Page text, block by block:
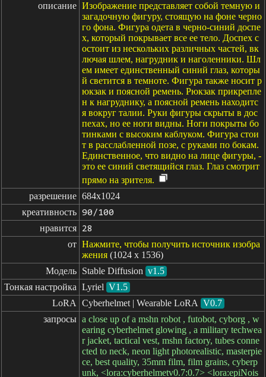
описание Изображение представляет собой темную и
загадочную фигуру, стоящую на фоне черно
го фона. Фигура одета в черно-синий доспе
х, который покрывает все ее тело. Доспех с
остоит из нескольких различных частей, вк
лючая шлем, нагрудник и наголенники. Шл
ем имеет единственный синий глаз, которы
й светится в темноте. Фигура также носит р
юкзак и поясной ремень. Рюкзак прикрепле
н к нагруднику, а поясной ремень находитс
я вокруг талии. Руки фигуры скрыты в дос
пехах, но ее ноги видны. Ноги покрыты бо
тинками с высоким каблуком. Фигура стои
т в расслабленной позе, с руками по бокам.
Единственное, что видно на лице фигуры, -
это ее синий светящийся глаз. Глаз смотрит
прямо на зрителя.
разрешение 684x1024
креативность 90/100
нравится 28
от Нажмите, чтобы получить источник изобра
жения (1024 x 1536)
Модель Stable Diffusion v1.5
Тонкая настройка Lyriel V1.5
LoRA
Cyberhelmet | Wearable LoRA V0.7
запросы a close up of a mshn robot , futobot, cyborg , w
earing cyberhelmet glowing , a military techwea
r jacket, tactical vest, mshn factory, tubes conne
cted to neck, neon light photorealistic, masterpie
ce, best quality, 35mm film, film grains, cyberp
unk, <lora:cyberhelmetv0.7:0.7> <lora:epiNois